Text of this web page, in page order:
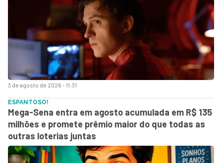
3 de agosto de 2026 - 11:31
ESPANTOSO!
Mega-Sena entra em agosto acumulada em R$ 135
milhões e promete prêmio maior do que todas as
outras loterias juntas